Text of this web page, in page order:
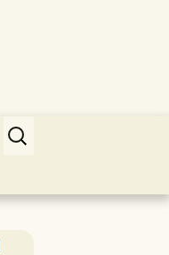
Rechercher :